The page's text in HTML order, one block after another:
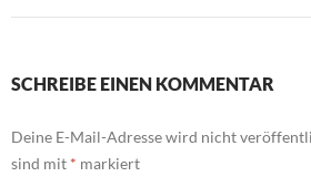
SCHREIBE EINEN KOMMENTAR
Deine E-Mail-Adresse wird nicht
sind mit * markiert